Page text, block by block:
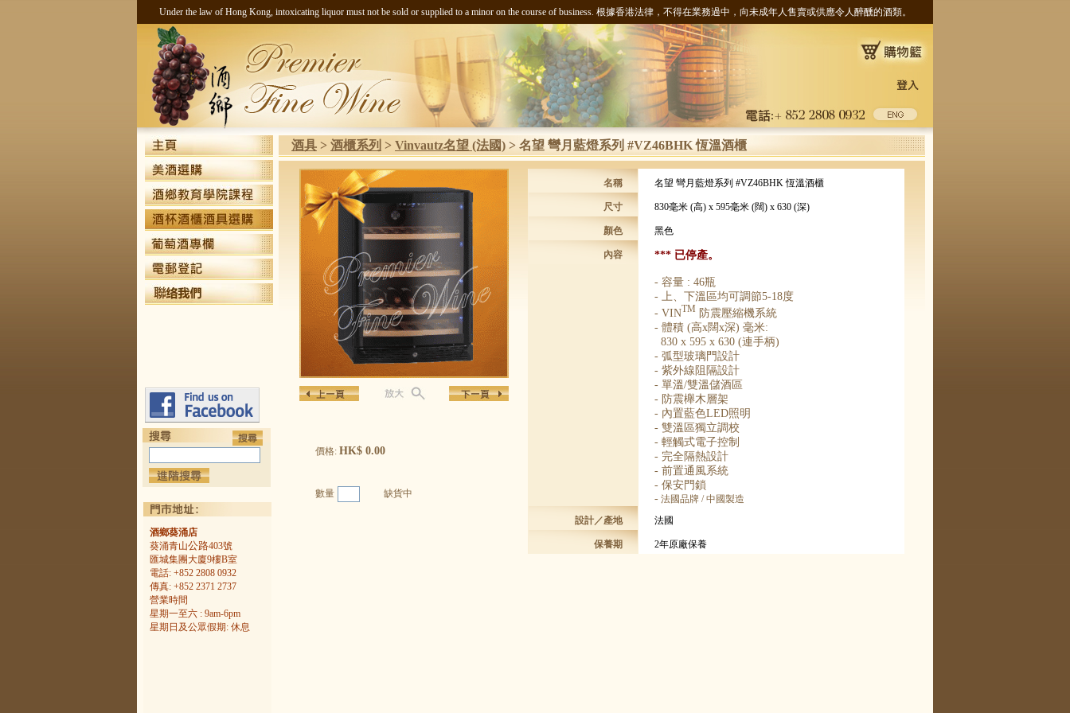
Under the law of Hong Kong, intoxicating liquor must not be sold or supplied to a minor on the course of business. 根據香港法律，不得在業務過中，向未成年人售賣或供應令人醉醺的酒類。
酒鄉葵涌店
葵涌青山公路403號
匯城集團大廈9樓B室
電話: +852 2808 0932
傳真: +852 2371 2737
營業時間
星期一至六 : 9am-6pm
星期日及公眾假期: 休息
酒具 > 酒櫃系列 > Vinvautz名望 (法國) > 名望 彎月藍燈系列 #VZ46BHK 恆溫酒櫃
價格: HK$ 0.00
數量 缺貨中
名稱 名望 彎月藍燈系列 #VZ46BHK 恆溫酒櫃
尺寸 830毫米 (高) x 595毫米 (闊) x 630 (深)
顏色 黑色
內容 *** 已停產。
- 容量 : 46瓶
- 上、下溫區均可調節5-18度
- VINTM 防震壓縮機系統
- 體積 (高x闊x深) 毫米:
830 x 595 x 630 (連手柄)
- 弧型玻璃門設計
- 紫外線阻隔設計
- 單溫/雙溫儲酒區
- 防震櫸木層架
- 內置藍色LED照明
- 雙溫區獨立調校
- 輕觸式電子控制
- 完全隔熱設計
- 前置通風系統
- 保安門鎖
- 法國品牌 / 中國製造
設計／產地
法國
保養期 2年原廠保養